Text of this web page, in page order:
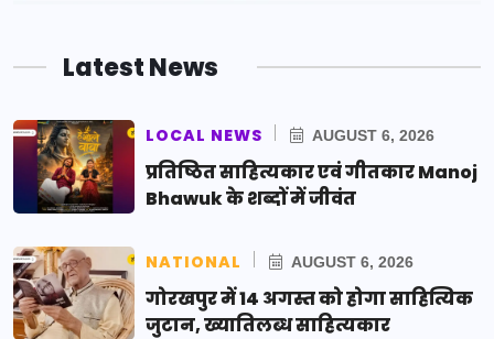
Latest News
LOCAL NEWS AUGUST 6, 2026
प्रतिष्ठित साहित्यकार एवं गीतकार Manoj
Bhawuk के शब्दों में जीवंत
NATIONAL AUGUST 6, 2026
गोरखपुर में 14 अगस्त को होगा साहित्यिक
जुटान, ख्यातिलब्ध साहित्यकार